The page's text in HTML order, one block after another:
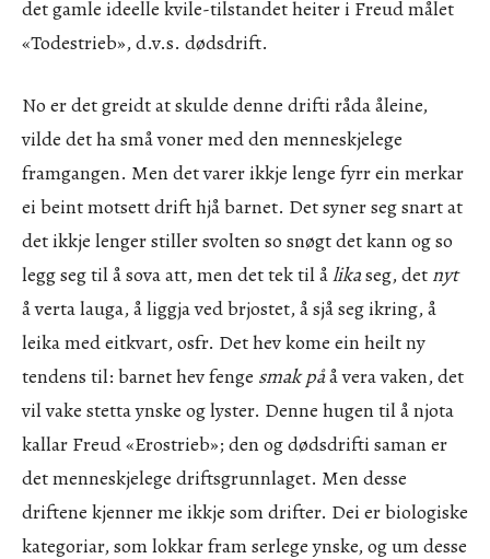
det gamle ideelle kvile-tilstandet heiter i Freud målet
«Todestrieb», d.v.s. dødsdrift.
No er det greidt at skulde denne drifti råda åleine,
vilde det ha små voner med den menneskjelege
framgangen. Men det varer ikkje lenge fyrr ein merkar
ei beint motsett drift hjå barnet. Det syner seg snart at
det ikkje lenger stiller svolten so snøgt det kann og so
legg seg til å sova att, men det tek til ålikaseg, det nyt
å verta lauga, å liggja ved brjostet, å sjå seg ikring, å
leika med eitkvart, osfr. Det hev kome ein heilt ny
tendens til: barnet hev fenge smak påå vera vaken, det
vil vake stetta ynske og lyster. Denne hugen til å njota
kallar Freud «Erostrieb»; den og dødsdrifti saman er
det menneskjelege driftsgrunnlaget. Men desse
driftene kjenner me ikkje som drifter. Dei er biologiske
kategoriar, som lokkar fram serlege ynske, og um desse